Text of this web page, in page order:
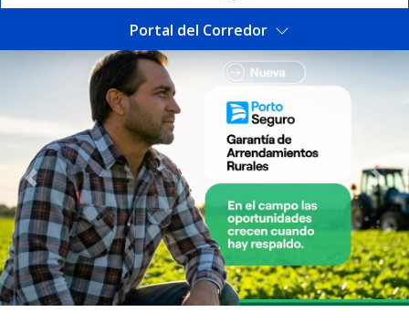
Portal del Corredor
Seguros | Porto Seguro
Previous Next